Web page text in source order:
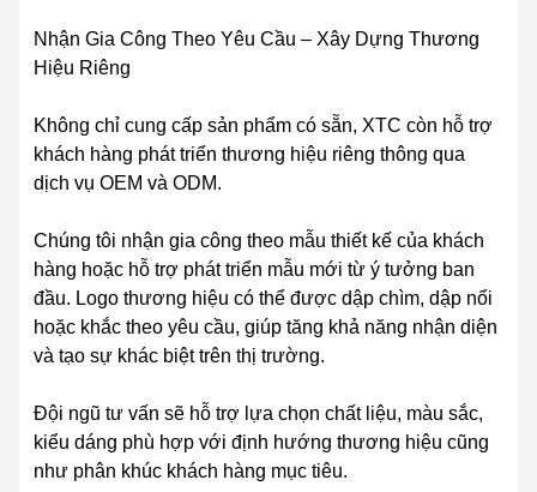
Nhận Gia Công Theo Yêu Cầu – Xây Dựng Thương
Hiệu Riêng
Không chỉ cung cấp sản phẩm có sẵn, XTC còn hỗ trợ
khách hàng phát triển thương hiệu riêng thông qua
dịch vụ OEM và ODM.
Chúng tôi nhận gia công theo mẫu thiết kế của khách
hàng hoặc hỗ trợ phát triển mẫu mới từ ý tưởng ban
đầu. Logo thương hiệu có thể được dập chìm, dập nổi
hoặc khắc theo yêu cầu, giúp tăng khả năng nhận diện
và tạo sự khác biệt trên thị trường.
Đội ngũ tư vấn sẽ hỗ trợ lựa chọn chất liệu, màu sắc,
kiểu dáng phù hợp với định hướng thương hiệu cũng
như phân khúc khách hàng mục tiêu.